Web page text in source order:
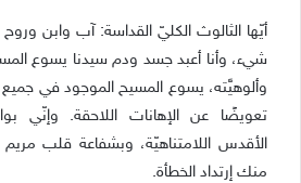
أيّها الثالوث الكليّ القداسة: آب وابن
شيء، وأنا أعبد جسد ودم سيدنا يسوع
وألوهيَّته، يسوع المسيح الموجود في جميع
تعويضًا عن الإهانات اللاحقة. وإنّي
الأقدس اللامتناهيّة، وبشفاعة قلب
منك إرتداد الخطأة.